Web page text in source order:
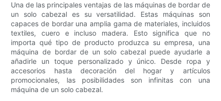
Una de las principales ventajas de las máquinas de bordar de
un solo cabezal es su versatilidad. Estas máquinas son
capaces de bordar una amplia gama de materiales, incluidos
textiles, cuero e incluso madera. Esto significa que no
importa qué tipo de producto produzca su empresa, una
máquina de bordar de un solo cabezal puede ayudarle a
añadirle un toque personalizado y único. Desde ropa y
accesorios hasta decoración del hogar y artículos
promocionales, las posibilidades son infinitas con una
máquina de un solo cabezal.